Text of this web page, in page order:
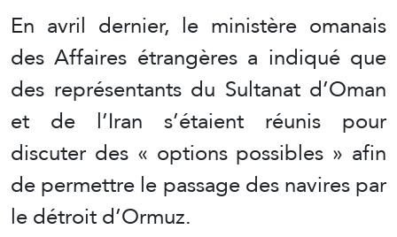
En avril dernier, le ministère omanais
des Affaires étrangères a indiqué que
des représentants du Sultanat d’Oman
et de l’Iran s’étaient réunis pour
discuter des « options possibles » afin
de permettre le passage des navires par
le détroit d’Ormuz.